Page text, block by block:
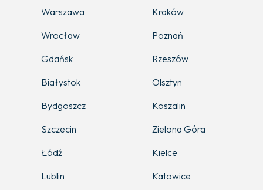
Warszawa
Kraków
Wrocław
Poznań
Gdańsk
Rzeszów
Białystok
Olsztyn
Bydgoszcz
Koszalin
Szczecin
Zielona Góra
Łódź
Kielce
Lublin
Katowice